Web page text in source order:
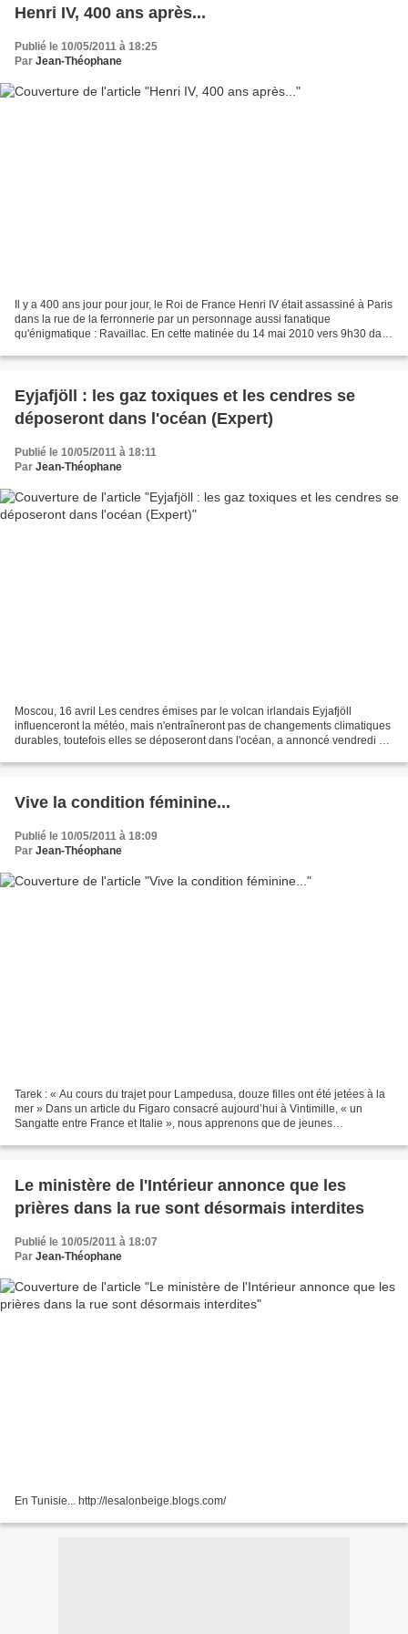
Henri IV, 400 ans après...
Publié le 10/05/2011 à 18:25
Par Jean-Théophane
Il y a 400 ans jour pour jour, le Roi de France Henri IV était assassiné à Paris
dans la rue de la ferronnerie par un personnage aussi fanatique
qu'énigmatique : Ravaillac. En cette matinée du 14 mai 2010 vers 9h30 dans
Eyjafjöll : les gaz toxiques et les cendres se
déposeront dans l'océan (Expert)
Publié le 10/05/2011 à 18:11
Par Jean-Théophane
Moscou, 16 avril Les cendres émises par le volcan irlandais Eyjafjöll
influenceront la météo, mais n'entraîneront pas de changements climatiques
durables, toutefois elles se déposeront dans l'océan, a annoncé vendredi à
Vive la condition féminine...
Publié le 10/05/2011 à 18:09
Par Jean-Théophane
Tarek : « Au cours du trajet pour Lampedusa, douze filles ont été jetées à la
mer » Dans un article du Figaro consacré aujourd’hui à Vintimille, « un
Sangatte entre France et Italie », nous apprenons que de jeunes
Le ministère de l'Intérieur annonce que les
prières dans la rue sont désormais interdites
Publié le 10/05/2011 à 18:07
Par Jean-Théophane
En Tunisie... http://lesalonbeige.blogs.com/